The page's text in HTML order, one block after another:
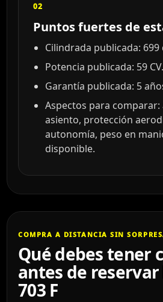
02
Puntos fuertes de
Cilindrada publicada: 699
Potencia publicada: 59 CV.
Garantía publicada: 5
Aspectos para
asiento, protección
autonomía, peso en
disponible.
COMPRA A DISTANCIA SIN
Qué debes tener
antes de reservar
703 F